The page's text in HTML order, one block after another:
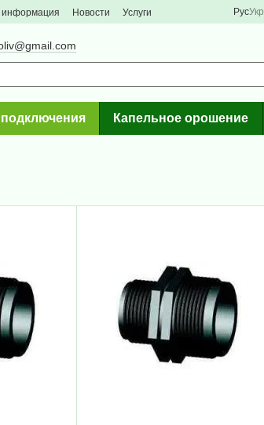
информация Новости Услуги РусУкр
Капельное орошение